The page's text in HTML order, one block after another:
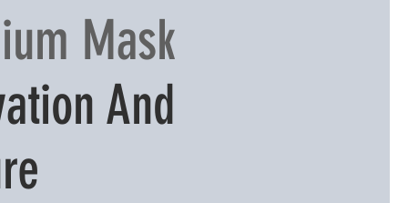
Mask
And